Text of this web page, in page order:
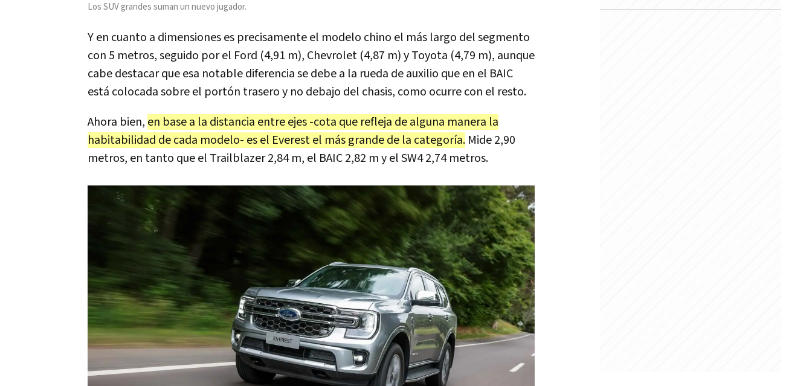
Los SUV grandes suman un nuevo jugador.
Y en cuanto a dimensiones es precisamente el modelo chino el más largo del segmento
con 5 metros, seguido por el Ford (4,91 m), Chevrolet (4,87 m) y Toyota (4,79 m), aunque
cabe destacar que esa notable diferencia se debe a la rueda de auxilio que en el BAIC
está colocada sobre el portón trasero y no debajo del chasis, como ocurre con el resto.
Ahora bien, en base a la distancia entre ejes -cota que refleja de alguna manera la
habitabilidad de cada modelo- es el Everest el más grande de la categoría. Mide 2,90
metros, en tanto que el Trailblazer 2,84 m, el BAIC 2,82 m y el SW4 2,74 metros.